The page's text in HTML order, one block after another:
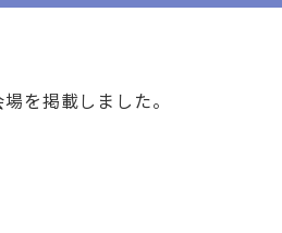
を掲載しました。